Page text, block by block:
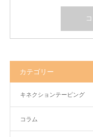
カテゴリー
キネクションテーピング
コラム